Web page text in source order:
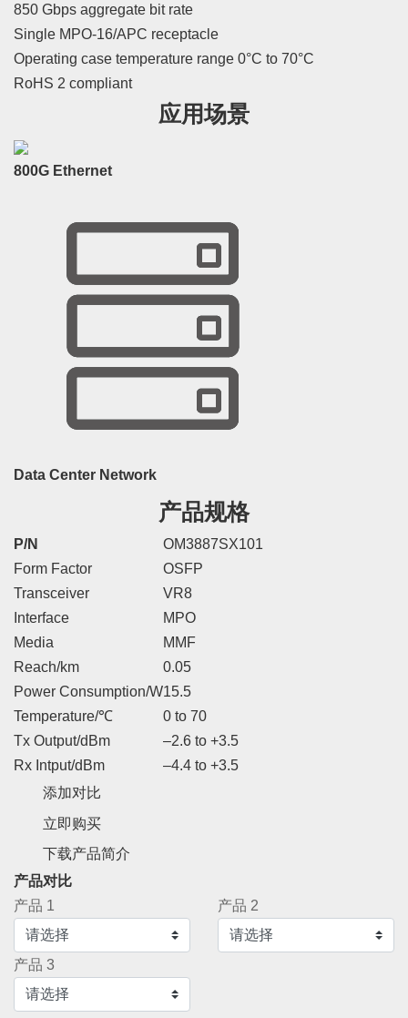
850 Gbps aggregate bit rate
Single MPO-16/APC receptacle
Operating case temperature range 0°C to 70°C
RoHS 2 compliant
应用场景
800G Ethernet
Data Center Network
产品规格
P/N
OM3887SX101
Form Factor
OSFP
Transceiver
VR8
Interface
MPO
Media
MMF
Reach/km
0.05
Power Consumption/W15.5
Temperature/℃
0 to 70
Tx Output/dBm
–2.6 to +3.5
Rx Intput/dBm
–4.4 to +3.5
添加对比
立即购买
下载产品简介
产品对比
产品 1
产品 2
产品 3